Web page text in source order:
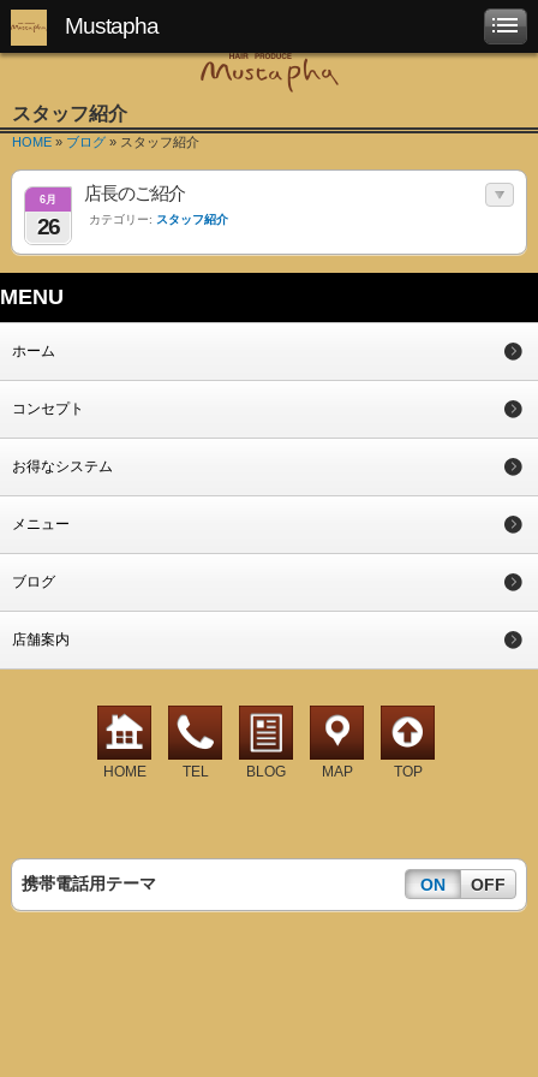
Mustapha
スタッフ紹介
HOME » ブログ » スタッフ紹介
6月
26
店長のご紹介
カテゴリー: スタッフ紹介
MENU
ホーム
コンセプト
お得なシステム
メニュー
ブログ
店舗案内
HOME TEL BLOG MAP TOP
携帯電話用テーマ ON OFF